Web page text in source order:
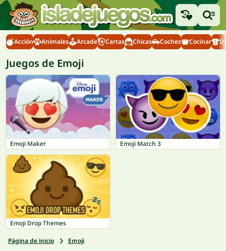
Acción Animales Arcade Cartas Chicas Coches Cocinar
Juegos de Emoji
Emoji Maker Emoji Match 3
Emoji Drop Themes
Página de inicio Emoji